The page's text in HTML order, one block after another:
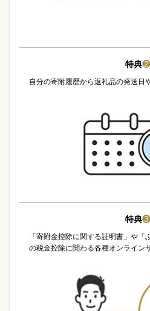
特典❷
自分の寄附履歴から返礼品の発送日
特典❸
「寄附金控除に関する証明書」や「
の税金控除に関わる各種オンライン